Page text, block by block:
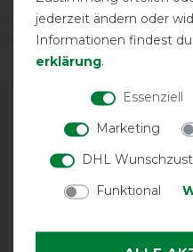
SERVICE
TELEFONBERATUNG
KONTAKT
jederzeit ändern oder
Informationen findest
erklärung.
Essenziell
Marketing
DHL
Funktional